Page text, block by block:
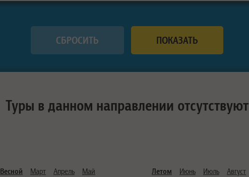
Туры в данном направлении отсутствуют
Весной Март Апрель Май Летом Июнь Июль Август